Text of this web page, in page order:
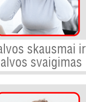
skausmai ir
svaigimas